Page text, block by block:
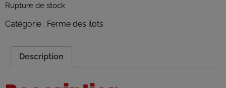
Rupture de stock
Catégorie : Ferme des ilots
Description